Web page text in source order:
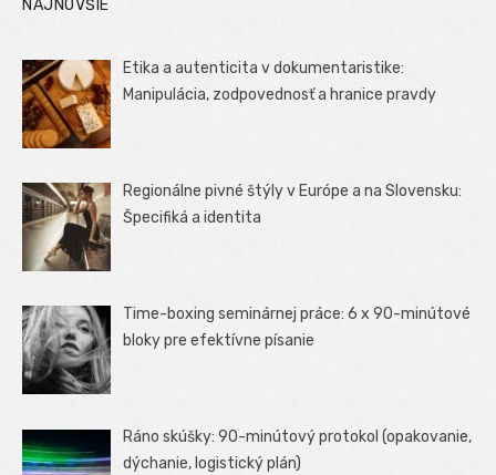
NAJNOVŠIE
Etika a autenticita v dokumentaristike:
Manipulácia, zodpovednosť a hranice pravdy
Regionálne pivné štýly v Európe a na Slovensku:
Špecifiká a identita
Time-boxing seminárnej práce: 6 x 90-minútové
bloky pre efektívne písanie
Ráno skúšky: 90-minútový protokol (opakovanie,
dýchanie, logistický plán)